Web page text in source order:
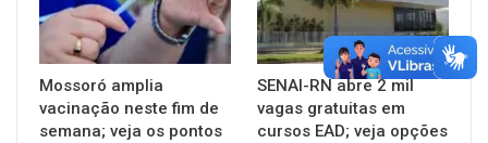
Mossoró amplia
vacinação neste fim de
semana; veja os pontos
SENAI-RN abre 2 mil
vagas gratuitas em
cursos EAD; veja opções